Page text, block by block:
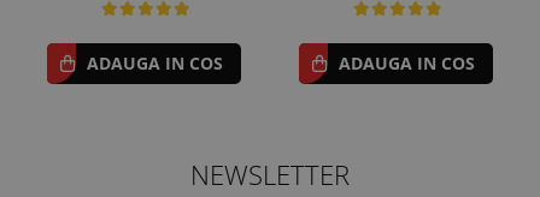
ADAUGA IN COS ADAUGA IN COS
NEWSLETTER